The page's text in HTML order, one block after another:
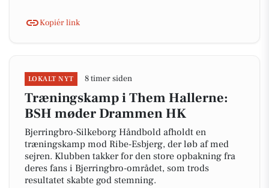
Kopiér link
LOKALT NYT 8 timer siden
Træningskamp i Them Hallerne:
BSH møder Drammen HK
Bjerringbro-Silkeborg Håndbold afholdt en
træningskamp mod Ribe-Esbjerg, der løb af med
sejren. Klubben takker for den store opbakning fra
deres fans i Bjerringbro-området, som trods
resultatet skabte god stemning.